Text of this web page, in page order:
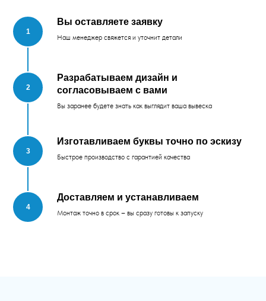
Вы оставляете заявку
Наш менеджер свяжется и уточнит детали
Разрабатываем дизайн и
согласовываем с вами
Вы заранее будете знать как выглядит ваша вывеска
Изготавливаем буквы точно по эскизу
Быстрое производство с гарантией качества
Доставляем и устанавливаем
Монтаж точно в срок – вы сразу готовы к запуску